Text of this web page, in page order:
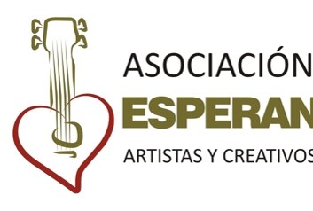
contenido